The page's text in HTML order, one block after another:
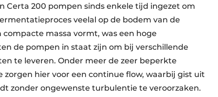
Certa 200 pompen sinds enkele tijd ingezet om
veelal op de bodem van de
massa vormt, was een hoge
de pompen in staat zijn om bij verschillende
te leveren. Onder meer de zeer beperkte
hier voor een continue flow, waarbij gist uit
zonder ongewenste turbulentie te veroorzaken.